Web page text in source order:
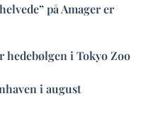
på Amager er
i Tokyo Zoo
i august